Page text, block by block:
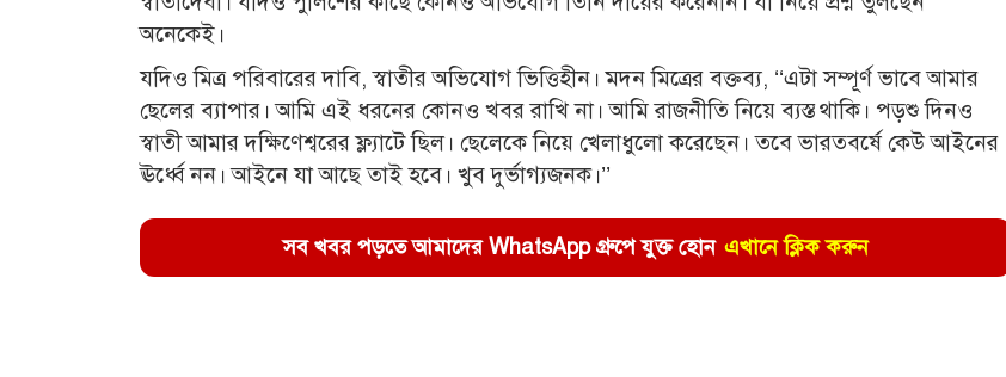
অনেকেই।
যদিও মিত্র পরিবারের দাবি, স্বাতীর অভিযোগ ভিত্তিহীন। মদন মিত্রের বক্তব্য, ‘‘এটা সম্পূর্ণ ভাবে আমার
ছেলের ব্যাপার। আমি এই ধরনের কোনও খবর রাখি না। আমি রাজনীতি নিয়ে ব্যস্ত থাকি। পড়শু দিনও
স্বাতী আমার দক্ষিণেশ্বরের ফ্ল্যাটে ছিল। ছেলেকে নিয়ে খেলাধুলো করেছেন। তবে ভারতবর্ষে কেউ আইনের
ঊর্ধ্বে নন। আইনে যা আছে তাই হবে। খুব দুর্ভাগ্যজনক।’’
সব খবর পড়তে আমাদের WhatsApp গ্রুপে যুক্ত হোন এখানে ক্লিক করুন